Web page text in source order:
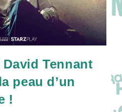
Tennant
peau d’un
!